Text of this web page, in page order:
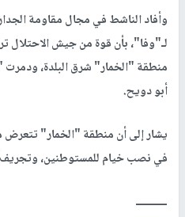
وأفاد الناشط في مجال مقاومة
لـ"وفا"، بأن قوة من جيش الاحتلال
منطقة "الخمار" شرق البلدة، ودمرت
أبو دويح.
يشار إلى أن منطقة "الخمار" تتعرض
في نصب خيام للمستوطنين، وتجريف
ــــــــــ